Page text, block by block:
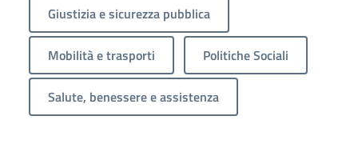
Giustizia e sicurezza pubblica
Mobilità e trasporti Politiche Sociali
Salute, benessere e assistenza